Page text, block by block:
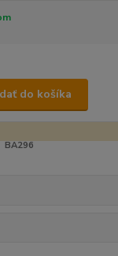
do košíka
BA296